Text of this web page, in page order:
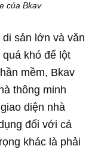
của Bkav
sản lớn và văn
khó để lột
mềm, Bkav
thông minh
diện nhà
đối với cả
khác là phải